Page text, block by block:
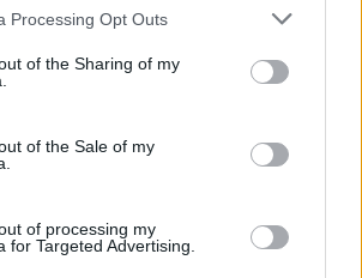
website/app uses one or more Google
or usage behaviour. You may click to
to Google and its third-party tags to
specified purposes in below Google
Processing Opt Outs
of the Sharing of my
of the Sale of my
of processing my
for Targeted Advertising.
# ÉDESHÁRMAS #ÖSSZECSAPÁS